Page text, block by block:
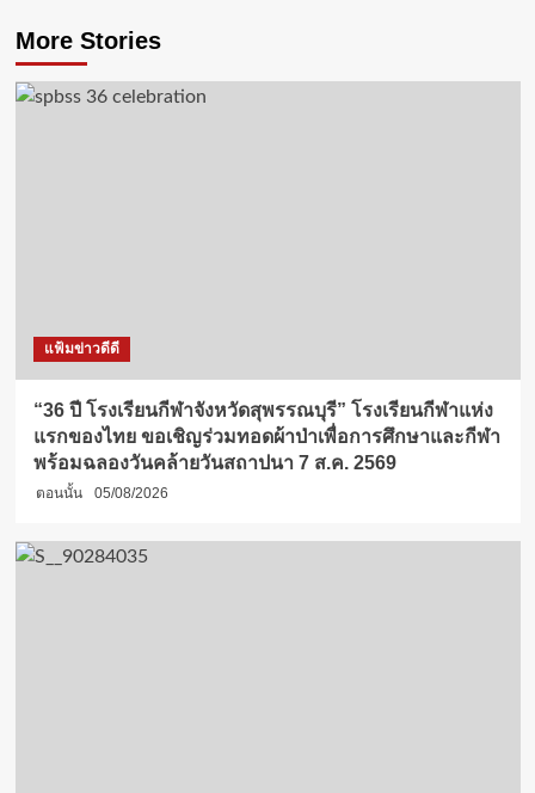
More Stories
แฟ้มข่าวดีดี
“36 ปี โรงเรียนกีฬาจังหวัดสุพรรณบุรี” โรงเรียนกีฬาแห่ง
แรกของไทย ขอเชิญร่วมทอดผ้าป่าเพื่อการศึกษาและกีฬา
พร้อมฉลองวันคล้ายวันสถาปนา 7 ส.ค. 2569
ตอนนั้น 05/08/2026